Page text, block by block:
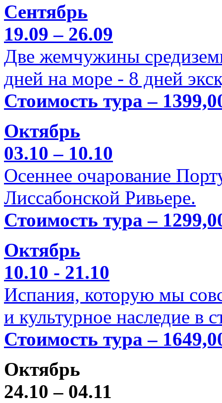
Сентябрь
19.09 – 26.09
Две жемчужины
дней на море - 8 дней
Стоимость тура –
Октябрь
03.10 – 10.10
Осеннее очарование
Лиссабонской Ривьере.
Стоимость тура –
Октябрь
10.10 - 21.10
Испания, которую мы
и культурное наследие в
Стоимость тура –
Октябрь
24.10 – 04.11